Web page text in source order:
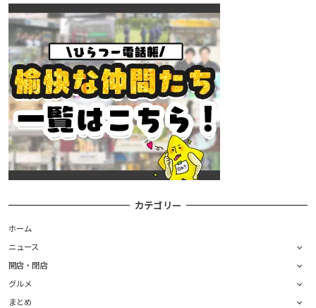
カテゴリー
ホーム
ニュース
開店・閉店
グルメ
まとめ